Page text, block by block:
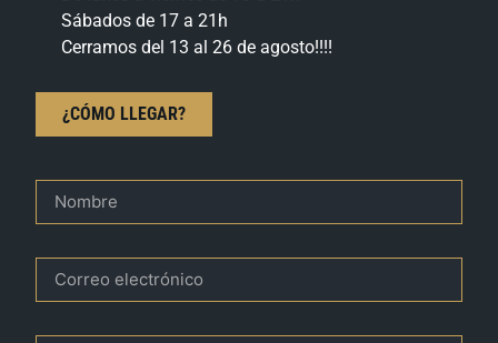
Sábados de 17 a 21h
Cerramos del 13 al 26 de agosto!!!!
¿CÓMO LLEGAR?